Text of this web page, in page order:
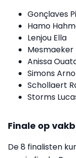
Gonçlaves
Hamo
Lenjou Ella
Mesmaeker
Anissa
Simons Arno
Schollaert
Storms
Finale op
De 8 finalisten